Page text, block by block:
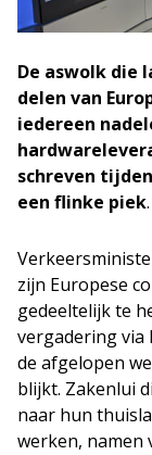
De aswolk die
delen van
iedereen
schreven
een flinke piek.
zijn Europese
gedeeltelijk te
vergadering via
de afgelopen
blijkt. Zakenlui
naar hun
werken, namen